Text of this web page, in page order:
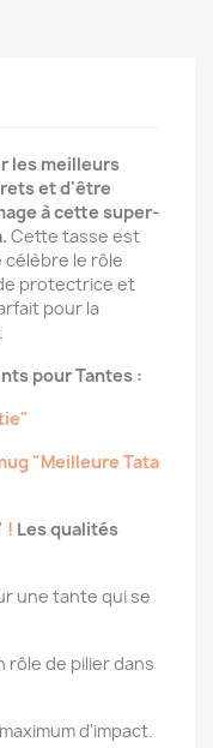
les meilleurs
et d'être
à cette super-
Cette tasse est
célèbre le rôle
protectrice et
pour la
pour Tantes :
"Meilleure Tata
! Les qualités
une tante qui se
rôle de pilier dans
d'impact.